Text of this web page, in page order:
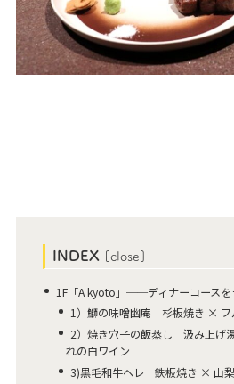
INDEX [close]
1F「A kyoto」──ディナーコースを
1）鰤の味噌幽庵 杉板焼き × フ
2）焼き穴子の飯蒸し 汲み上げ
れの白ワイン
3)黒毛和牛ヘレ 鉄板焼き × 山